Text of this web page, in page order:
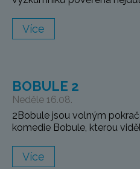
Více
BOBULE 2
Neděle 16.08.
2Bobule jsou volným
komedie Bobule, kterou
Více